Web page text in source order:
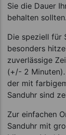
Sie die Dauer
behalten sollten.
Die speziell für
besonders
zuverlässige
(+/- 2
der mit
Sanduhr sind
Zur einfachen
Sanduhr mit